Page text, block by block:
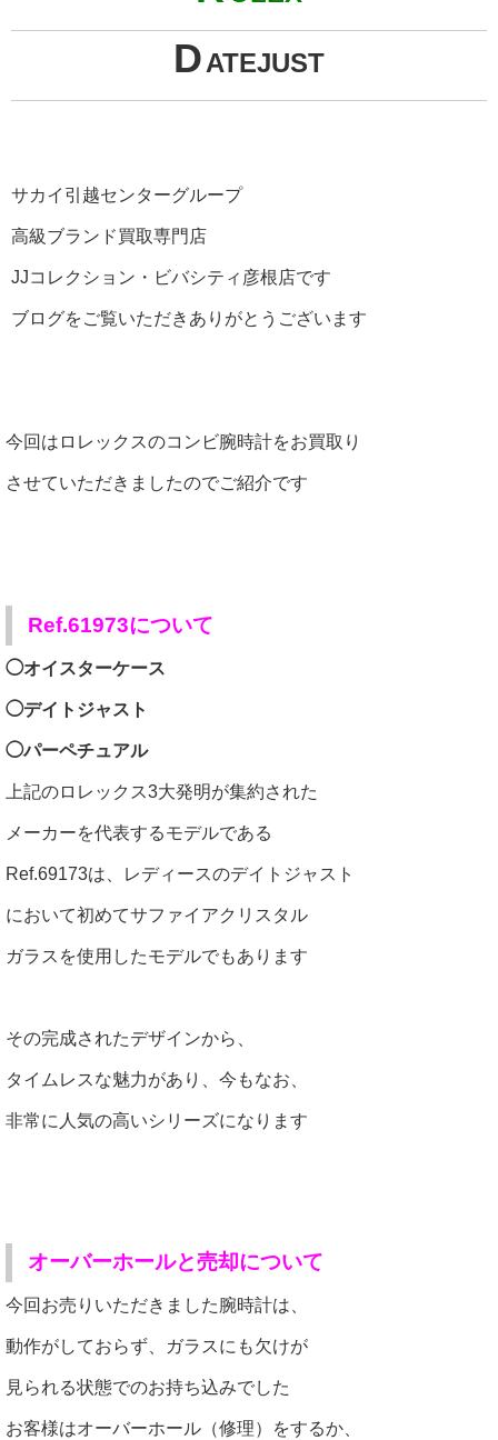
DATEJUST
サカイ引越センターグループ
高級ブランド買取専門店
JJコレクション・ビバシティ彦根店です
ブログをご覧いただきありがとうございます
今回はロレックスのコンビ腕時計をお買取り
させていただきましたのでご紹介です
Ref.61973について
◯オイスターケース
◯デイトジャスト
◯パーペチュアル
上記のロレックス3大発明が集約された
メーカーを代表するモデルである
Ref.69173は、レディースのデイトジャスト
において初めてサファイアクリスタル
ガラスを使用したモデルでもあります
その完成されたデザインから、
タイムレスな魅力があり、今もなお、
非常に人気の高いシリーズになります
オーバーホールと売却について
今回お売りいただきました腕時計は、
動作がしておらず、ガラスにも欠けが
見られる状態でのお持ち込みでした
お客様はオーバーホール（修理）をするか、